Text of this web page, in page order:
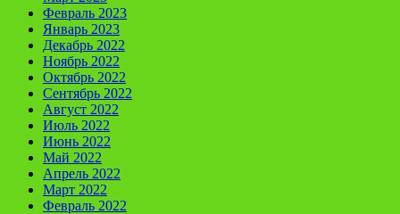
Февраль 2023
Январь 2023
Декабрь 2022
Ноябрь 2022
Октябрь 2022
Сентябрь 2022
Август 2022
Июль 2022
Июнь 2022
Май 2022
Апрель 2022
Март 2022
Февраль 2022